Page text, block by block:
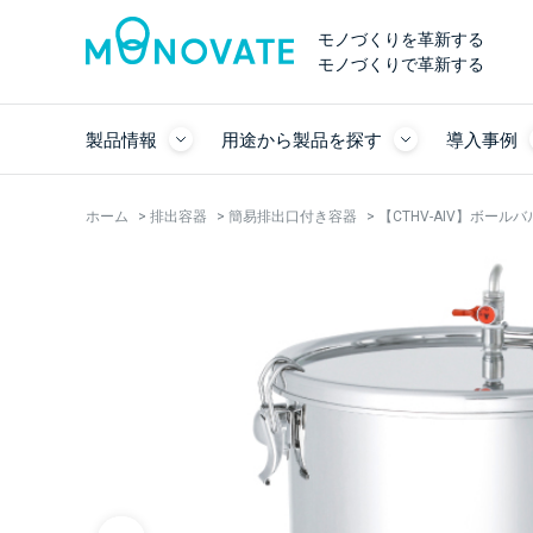
モノづくりを革新する
モノづくりで革新する
製品情報 用途から製品を探す 導入事例
ホーム > 排出容器 > 簡易排出口付き容器 > 【CTHV-AIV】ボール